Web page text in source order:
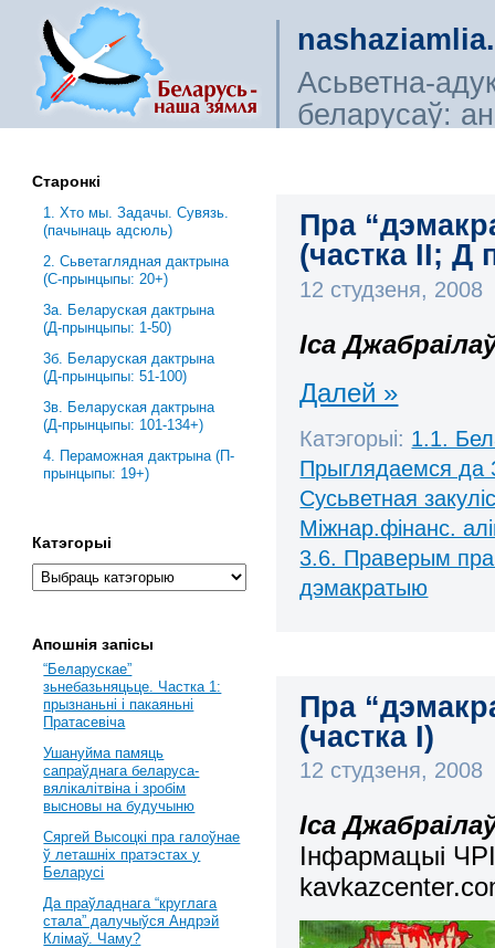
Асьветна-
беларусаў:
Пра
(частка ІІ; Д
12 студзеня, 2008
Іса
Далей »
Катэгорыі: 1.1.
Прыглядаемся да
Сусьветная
Міжнар.фінанс.
3.6. Праверым
дэмакратыю
Пра
(частка І)
12 студзеня, 2008
Іса
Інфармацыі
Старонкі
1. Хто мы. Задачы. Сувязь.
(пачынаць адсюль)
2. Сьветаглядная дактрына
(С-прынцыпы: 20+)
3a. Беларуская дактрына
(Д-прынцыпы: 1-50)
3б. Беларуская дактрына
(Д-прынцыпы: 51-100)
3в. Беларуская дактрына
(Д-прынцыпы: 101-134+)
4. Пераможная дактрына (П-
прынцыпы: 19+)
Катэгорыі
Апошнія запісы
“Беларускае”
зьнебазьняцьце. Частка 1:
прызнаньні і пакаяньні
Пратасевіча
Ушануйма памяць
сапраўднага беларуса-
вялікалітвіна і зробім
высновы на будучыню
Сяргей Высоцкі пра галоўнае
ў леташніх пратэстах у
Беларусі
Да праўладнага “круглага
стала” далучыўся Андрэй
Клімаў. Чаму?